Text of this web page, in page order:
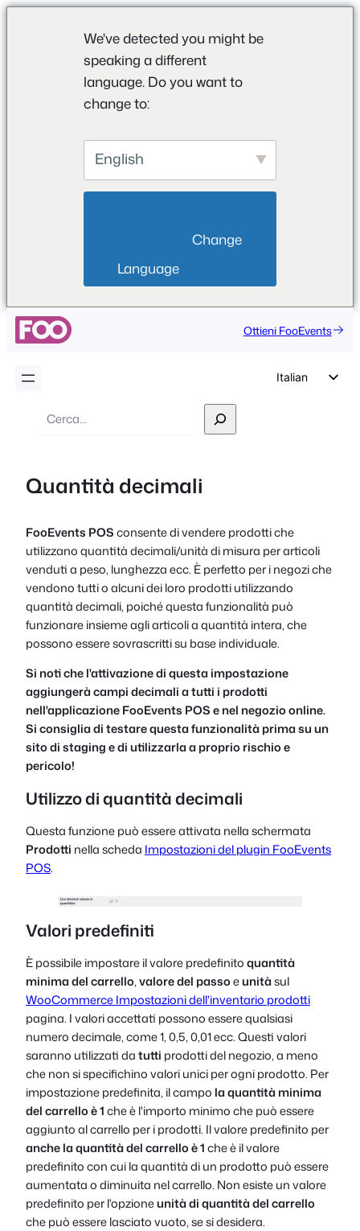
We've detected you might be
speaking a different
language. Do you want to
change to:
English
Language
Ottieni FooEvents
Italian
French
Czech
Ricerca
Quantità decimali
FooEvents POSconsente di vendere prodotti che
utilizzano quantità decimali/unità di misura per articoli
venduti a peso, lunghezza ecc. È perfetto per i negozi che
vendono tutti o alcuni dei loro prodotti utilizzando
quantità decimali, poiché questa funzionalità può
funzionare insieme agli articoli a quantità intera, che
possono essere sovrascritti su base individuale.
Si noti che l'attivazione di questa impostazione
aggiungerà campi decimali a tutti i prodotti
nell'applicazione FooEvents POS e nel negozio online.
Si consiglia di testare questa funzionalità prima su un
sito di staging e di utilizzarla a proprio rischio e
pericolo!
Utilizzo di quantità decimali
Questa funzione può essere attivata nella schermata
Prodotti nella scheda Impostazioni del plugin FooEvents
POS.
Valori predefiniti
È possibile impostare il valore predefinitoquantità
minima del carrello,valore del passoeunitàsul
WooCommerce Impostazioni dell'inventario prodotti
pagina. I valori accettati possono essere qualsiasi
numero decimale, come 1, 0,5, 0,01 ecc. Questi valori
saranno utilizzati datutti prodotti del negozio, a meno
che non si specifichino valori unici per ogni prodotto. Per
impostazione predefinita, il campo la quantità minima
del carrello è 1che è l'importo minimo che può essere
aggiunto al carrello per i prodotti. Il valore predefinito per
anche la quantità del carrello è 1che è il valore
predefinito con cui la quantità di un prodotto può essere
aumentata o diminuita nel carrello. Non esiste un valore
predefinito per l'opzioneunità di quantità del carrello
che può essere lasciato vuoto, se si desidera.